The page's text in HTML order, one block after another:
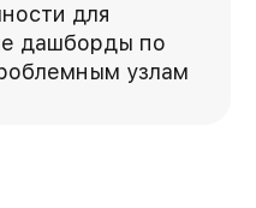
для
дашборды по
узлам